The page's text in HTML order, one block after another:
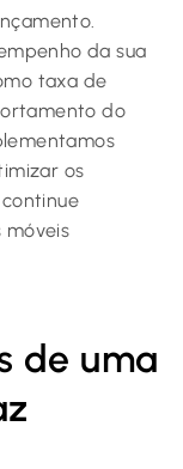
da sua
taxa de
do
os
móveis
de uma